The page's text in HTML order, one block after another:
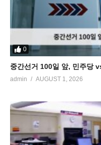
0
중간선거 100일 앞, 민주당
admin AUGUST 1, 2026